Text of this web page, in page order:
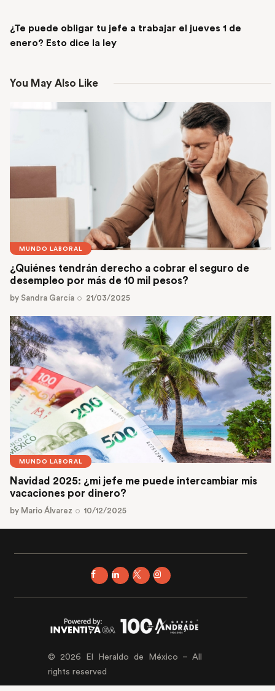
¿Te puede obligar tu jefe a trabajar el jueves 1 de
enero? Esto dice la ley
You May Also Like
MUNDO LABORAL
¿Quiénes tendrán derecho a cobrar el seguro de
desempleo por más de 10 mil pesos?
by Sandra García 21/03/2025
MUNDO LABORAL
Navidad 2025: ¿mi jefe me puede intercambiar mis
vacaciones por dinero?
by Mario Álvarez 10/12/2025
© 2026 El Heraldo de México – All
rights reserved